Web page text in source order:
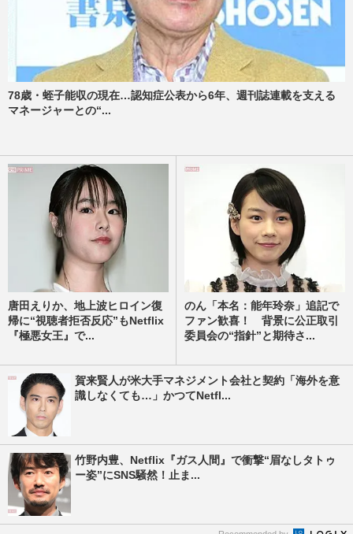
78歳・蛭子能収の現在…認知症公表から6年、週刊誌連載を支える
マネージャーとの“...
唐田えりか、地上波ヒロイン復
帰に“視聴者拒否反応”もNetflix
『極悪女王』で...
のん「本名：能年玲奈」追記で
ファン歓喜！ 背景に公正取引
委員会の“指針”と期待さ...
賀来賢人が米大手マネジメント会社と契約「海外を意
識しなくても…」かつてNetfl...
竹野内豊、Netflix『ガス人間』で衝撃“眉なしタトゥ
ー姿”にSNS騒然！止ま...